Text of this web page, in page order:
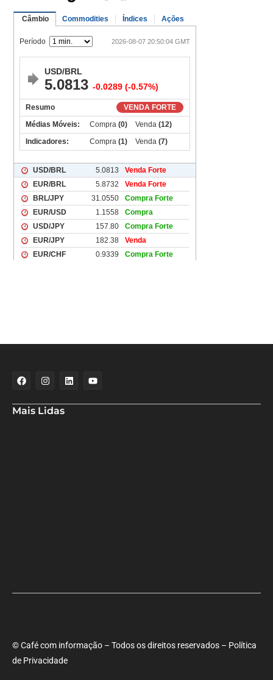
Mais Lidas
© Café com informação – Todos os direitos reservados – Política
de Privacidade